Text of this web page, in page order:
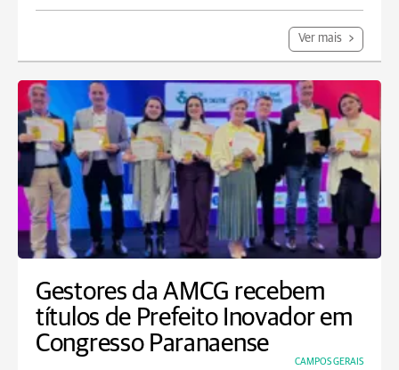
Ver mais
Gestores da AMCG recebem
títulos de Prefeito Inovador em
Congresso Paranaense
CAMPOS GERAIS